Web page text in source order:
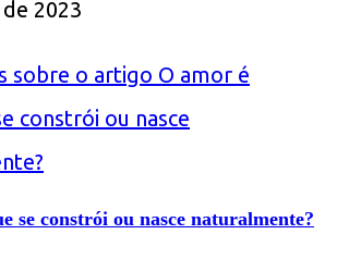
2023
se constrói ou nasce naturalmente?